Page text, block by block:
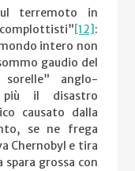
terremoto in
[12]:
intero non
gaudio del
anglo-
più il disastro
causato dalla
se ne frega
Chernobyl e tira
grossa con